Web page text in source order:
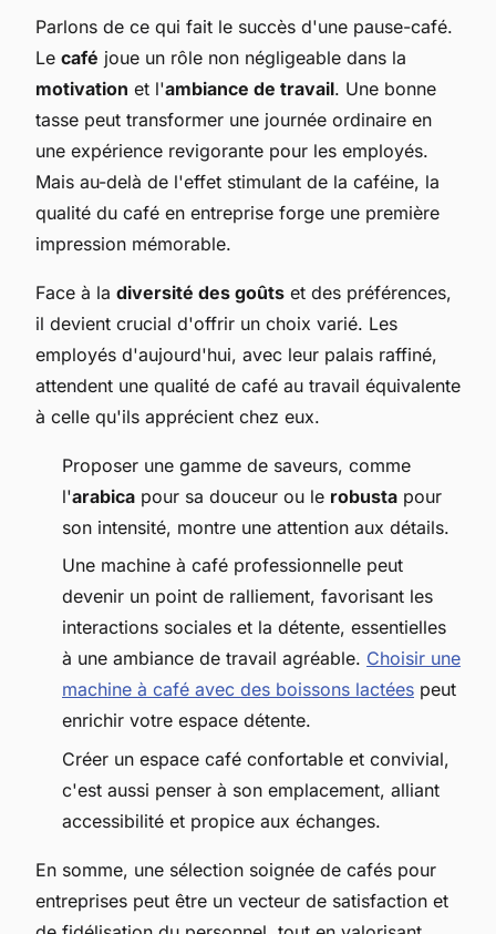
Parlons de ce qui fait le succès d'une pause-café.
Le café joue un rôle non négligeable dans la
motivation et l'ambiance de travail. Une bonne
tasse peut transformer une journée ordinaire en
une expérience revigorante pour les employés.
Mais au-delà de l'effet stimulant de la caféine, la
qualité du café en entreprise forge une première
impression mémorable.
Face à la diversité des goûts et des préférences,
il devient crucial d'offrir un choix varié. Les
employés d'aujourd'hui, avec leur palais raffiné,
attendent une qualité de café au travail équivalente
à celle qu'ils apprécient chez eux.
Proposer une gamme de saveurs, comme
l'arabica pour sa douceur ou le robusta pour
son intensité, montre une attention aux détails.
Une machine à café professionnelle peut
devenir un point de ralliement, favorisant les
interactions sociales et la détente, essentielles
à une ambiance de travail agréable. Choisir une
machine à café avec des boissons lactées peut
enrichir votre espace détente.
Créer un espace café confortable et convivial,
c'est aussi penser à son emplacement, alliant
accessibilité et propice aux échanges.
En somme, une sélection soignée de cafés pour
entreprises peut être un vecteur de satisfaction et